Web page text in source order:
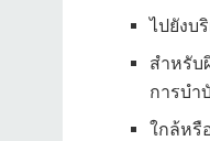
ไปยังบ
สำหรับ
การบำ
ใกล้หรื